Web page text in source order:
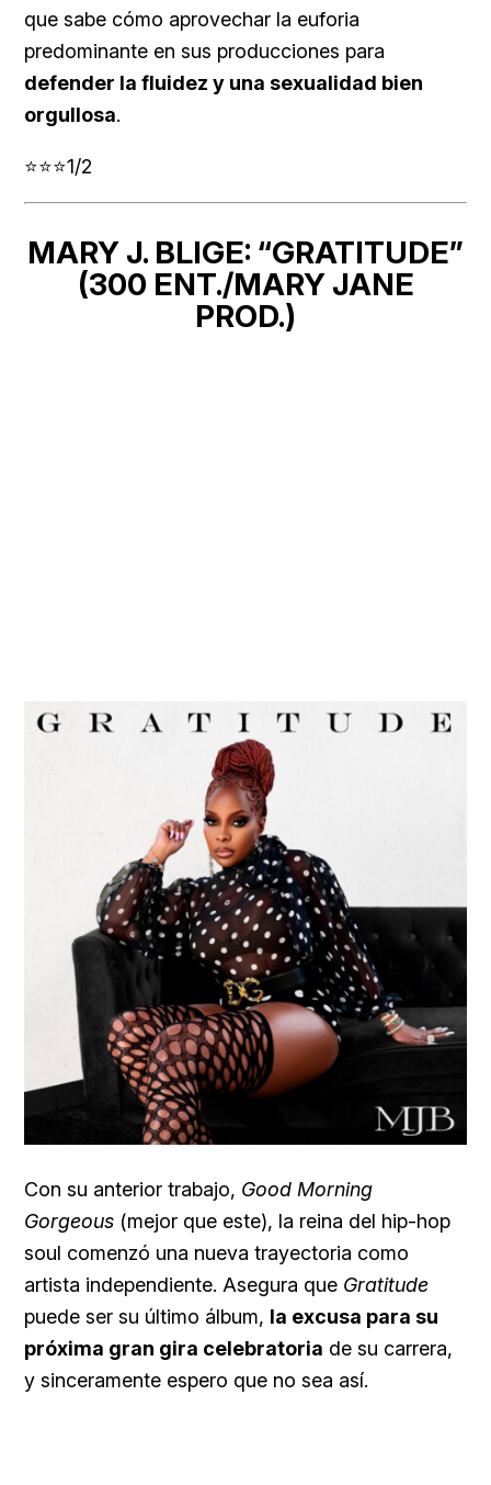
que sabe cómo aprovechar la euforia
predominante en sus producciones para
defender la fluidez y una sexualidad bien
orgullosa.
⭐⭐⭐1/2
MARY J. BLIGE: “GRATITUDE”
(300 ENT./MARY JANE
PROD.)
Con su anterior trabajo, Good Morning
Gorgeous (mejor que este), la reina del hip-hop
soul comenzó una nueva trayectoria como
artista independiente. Asegura que Gratitude
puede ser su último álbum, la excusa para su
próxima gran gira celebratoria de su carrera,
y sinceramente espero que no sea así.